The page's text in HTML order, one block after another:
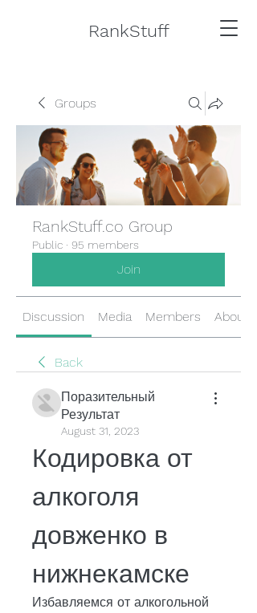
RankStuff
Groups
RankStuff.co Group
Public · 95 members
Join
Discussion Media Members About
Back
Поразительный
Результат
August 31, 2023
Кодировка от
алкоголя
довженко в
нижнекамске
Избавляемся от алкогольной